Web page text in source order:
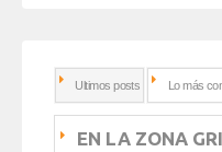
Ultimos posts Lo más
EN LA ZONA